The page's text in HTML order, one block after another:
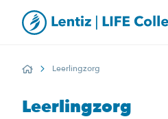
HomeLeerlingzorg
Leerlingzorg